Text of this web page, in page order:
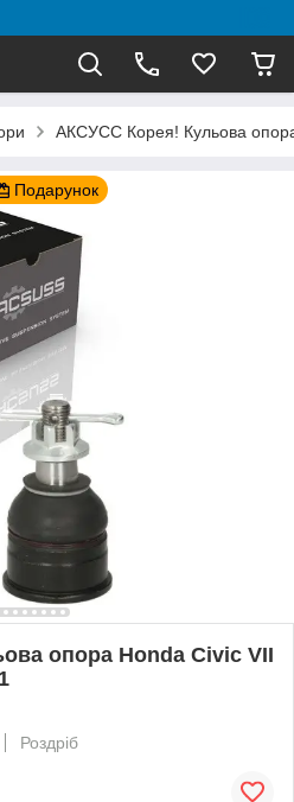
AКСУСС Корея! Кульова
Подарунок
опора Honda Civic VII
Роздріб